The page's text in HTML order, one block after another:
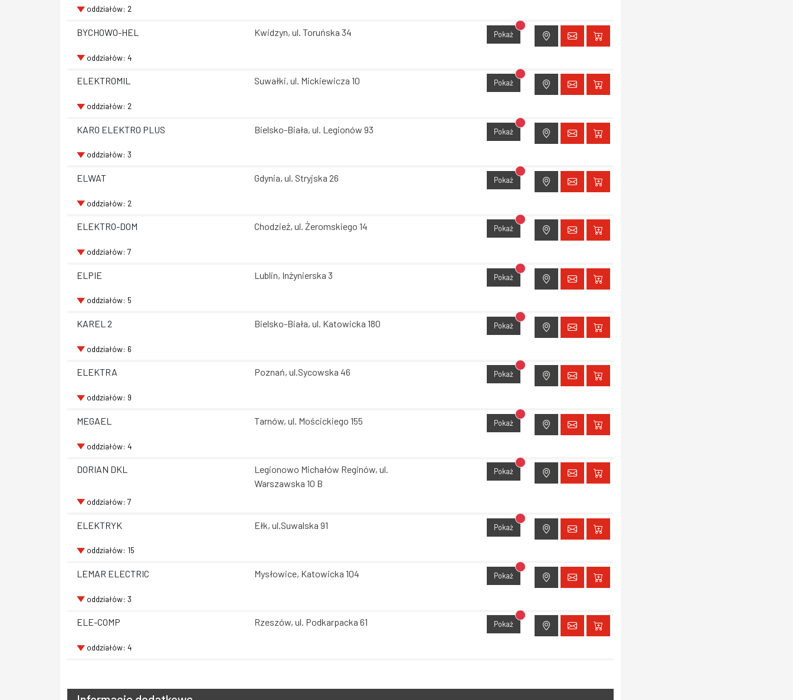
oddziałów: 2
BYCHOWO-HEL Kwidzyn, ul. Toruńska 34 Pokaż Brak dostępu do lokalizacji
oddziałów: 4
ELEKTROMIL Suwałki, ul. Mickiewicza 10 Pokaż Brak dostępu do lokalizacji
oddziałów: 2
KARO ELEKTRO PLUS Bielsko-Biała, ul. Legionów 93 Pokaż Brak dostępu do lokalizacji
oddziałów: 3
ELWAT Gdynia, ul. Stryjska 26 Pokaż Brak dostępu do lokalizacji
oddziałów: 2
ELEKTRO-DOM Chodzież, ul. Żeromskiego 14 Pokaż Brak dostępu do lokalizacji
oddziałów: 7
ELPIE Lublin, Inżynierska 3 Pokaż Brak dostępu do lokalizacji
oddziałów: 5
KAREL 2 Bielsko-Biała, ul. Katowicka 180 Pokaż Brak dostępu do lokalizacji
oddziałów: 6
ELEKTRA Poznań, ul.Sycowska 46 Pokaż Brak dostępu do lokalizacji
oddziałów: 9
MEGAEL Tarnów, ul. Mościckiego 155 Pokaż Brak dostępu do lokalizacji
oddziałów: 4
DORIAN DKL
Legionowo Michałów Reginów, ul.
Warszawska 10 B
Pokaż Brak dostępu do lokalizacji
oddziałów: 7
ELEKTRYK Ełk, ul.Suwalska 91 Pokaż Brak dostępu do lokalizacji
oddziałów: 15
LEMAR ELECTRIC Mysłowice, Katowicka 104 Pokaż Brak dostępu do lokalizacji
oddziałów: 3
ELE-COMP Rzeszów, ul. Podkarpacka 61 Pokaż Brak dostępu do lokalizacji
oddziałów: 4